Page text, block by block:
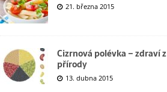
21. března 2015
Cizrnová polévka – zdraví z
přírody
13. dubna 2015